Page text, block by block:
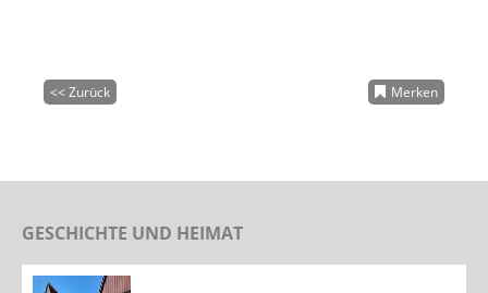
<< Zurück Merken
GESCHICHTE UND HEIMAT